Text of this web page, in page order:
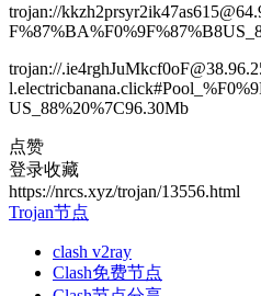
trojan://
trojan://
US_88%20%7C96.30Mb
点赞
登录收藏
https://nrcs.xyz/trojan/13556.html
Trojan节点
clash v2ray
Clash免费节点